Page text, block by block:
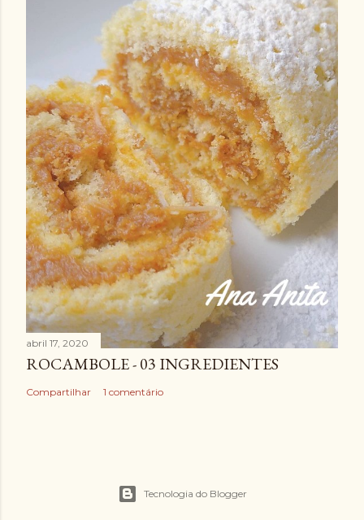
abril 17, 2020
ROCAMBOLE - 03 INGREDIENTES
Compartilhar 1 comentário
Tecnologia do Blogger